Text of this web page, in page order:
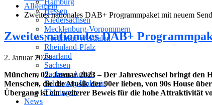
Hessen
Niedersachsen
Mecklenburg-Vorpommern
Nordrhein-Westfalen
Rheinland-Pfalz
Saarland
Sachsen
Sachsen-Anhalt
Schleswig-Holstein
Thüringen
News
Allgemein
Zweites nationales DAB+ Programmpaket mit neuem
Zweites nationales DAB+
2. Januar 2023
München, 02. Januar 2023 – Der Jahreswechsel bringt den
Menschen, die die Musik der 90er lieben, von 90s House
Übergang ist ein weiterer Beweis für die hohe Attraktivität